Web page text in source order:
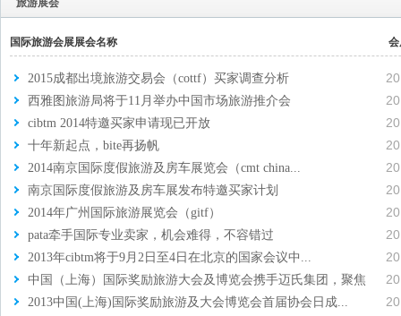
旅游展会
国际旅游会展展会名称
2015成都出境旅游交易会（cottf）买家调查分析
西雅图旅游局将于11月举办中国市场旅游推介会
cibtm 2014特邀买家申请现已开放
十年新起点，bite再扬帆
2014南京国际度假旅游及房车展览会（cmt china...
南京国际度假旅游及房车展发布特邀买家计划
2014年广州国际旅游展览会（gitf）
pata牵手国际专业卖家，机会难得，不容错过
2013年cibtm将于9月2日至4日在北京的国家会议中...
中国（上海）国际奖励旅游大会及博览会携手迈氏集团，聚焦
商...2013中国(上海)国际奖励旅游及大会博览会首届协会日成...